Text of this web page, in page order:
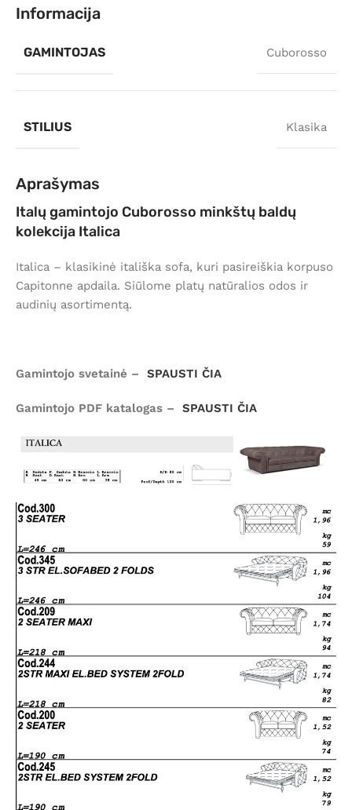
Informacija
GAMINTOJAS Cuborosso
STILIUS Klasika
Aprašymas
Italų gamintojo Cuborosso minkštų baldų
kolekcija Italica
Italica – klasikinė itališka sofa, kuri pasireiškia korpuso
Capitonne apdaila. Siūlome platų natūralios odos ir
audinių asortimentą.
Gamintojo svetainė – SPAUSTI ČIA
Gamintojo PDF katalogas – SPAUSTI ČIA